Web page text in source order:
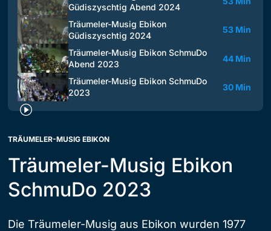
Güdiszyschtig Abend 2024
Träumeler-Musig Ebikon
Güdiszyschtig 2024
53 Min
Träumeler-Musig Ebikon SchmuDo
Abend 2023
44 Min
Träumeler-Musig Ebikon SchmuDo
2023
30 Min
TRÄUMELER-MUSIG EBIKON
Träumeler-Musig Ebikon
SchmuDo 2023
Die Träumeler-Musig aus Ebikon wurden 1977